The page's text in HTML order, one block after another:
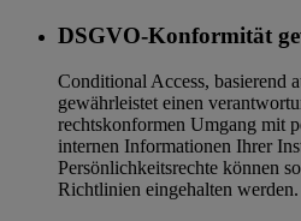
DSGVO-Konformität
Conditional Access, basierend
gewährleistet einen
rechtskonformen Umgang mit
internen Informationen Ihrer
Persönlichkeitsrechte können
Richtlinien eingehalten werden.